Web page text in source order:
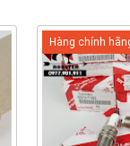
Hàng chính